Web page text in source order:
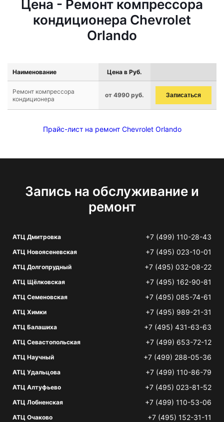
Цена - Ремонт компрессора
кондиционера Chevrolet
Orlando
Наименование Цена в Руб.
Ремонт компрессора
кондиционера
от 4990 руб. Записаться
Прайс-лист на ремонт Chevrolet Orlando
Запись на обслуживание и
ремонт
АТЦ Дмитровка +7 (499) 110-28-43
АТЦ Новоясеневская +7 (495) 023-10-01
АТЦ Долгопрудный +7 (495) 032-08-22
АТЦ Щёлковская +7 (495) 162-90-81
АТЦ Семеновская +7 (495) 085-74-61
АТЦ Химки +7 (495) 989-21-31
АТЦ Балашиха +7 (495) 431-63-63
АТЦ Севастопольская +7 (499) 653-72-12
АТЦ Научный +7 (499) 288-05-36
АТЦ Удальцова +7 (499) 110-86-79
АТЦ Алтуфьево +7 (495) 023-81-52
АТЦ Лобненская +7 (499) 110-53-06
АТЦ Очаково +7 (495) 152-31-11